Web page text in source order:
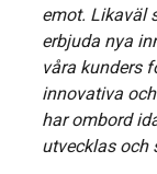
emot. Likaväl
erbjuda nya
våra kunders
innovativa
har ombord
utvecklas och